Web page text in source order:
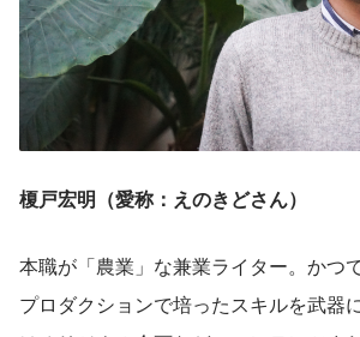
榎戸宏明（愛称：えのきどさん）
本職が「農業」な兼業ライター。かつ
プロダクションで培ったスキルを武器